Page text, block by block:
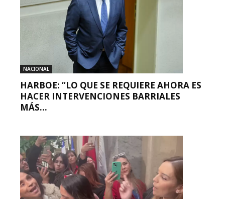
NACIONAL
HARBOE: “LO QUE SE REQUIERE AHORA ES
HACER INTERVENCIONES BARRIALES
MÁS...